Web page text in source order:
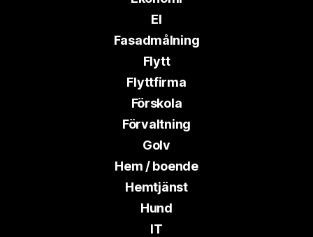
El
Fasadmålning
Flytt
Flyttfirma
Förskola
Förvaltning
Golv
Hem / boende
Hemtjänst
Hund
IT